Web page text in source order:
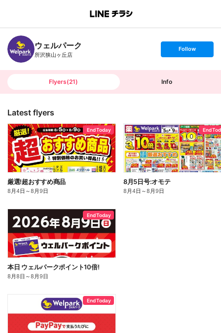
B
n
c
h
T
ウェルパーク
所沢狭山ヶ丘店
s
t
o
Follow
Flyers(21) Info
Latest flyers
End Today
厳選!超おすすめ商品
8月4日 ～8月9日
End
8月5日号:オモテ
8月4日 ～8月9日
End Today
本日 ウェルパークポイント10倍!
8月8日 ～8月9日
End Today